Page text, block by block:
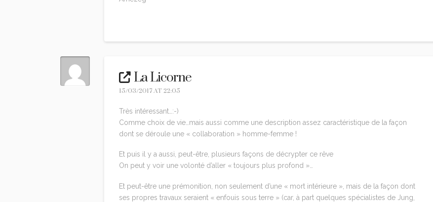
La Licorne
15/03/2017 AT 22:05
Très intéressant…:-)
Comme choix de vie…mais aussi comme une description assez caractéristique de la façon
dont se déroule une « collaboration » homme-femme !
Et puis il y a aussi, peut-être, plusieurs façons de décrypter ce rêve
On peut y voir une volonté d’aller « toujours plus profond »…
Et peut-être une prémonition, non seulement d’une « mort intérieure », mais de la façon dont
ses propres travaux seraient « enfouis sous terre » (car, à part quelques spécialistes de Jung,